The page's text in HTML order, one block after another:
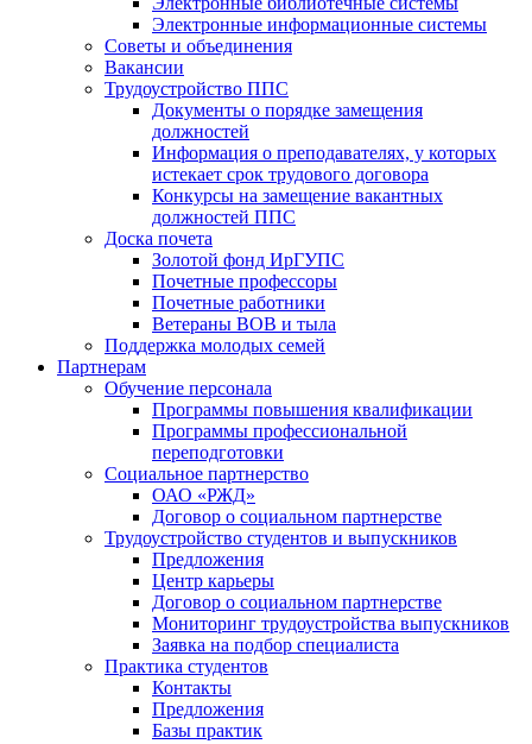
Электронные информационные системы
Советы и объединения
Вакансии
Трудоустройство ППС
Документы о порядке замещения
должностей
Информация о преподавателях, у которых
истекает срок трудового договора
Конкурсы на замещение вакантных
должностей ППС
Доска почета
Золотой фонд ИрГУПС
Почетные профессоры
Почетные работники
Ветераны ВОВ и тыла
Поддержка молодых семей
Партнерам
Обучение персонала
Программы повышения квалификации
Программы профессиональной
переподготовки
Социальное партнерство
ОАО «РЖД»
Договор о социальном партнерстве
Трудоустройство студентов и выпускников
Предложения
Центр карьеры
Договор о социальном партнерстве
Мониторинг трудоустройства выпускников
Заявка на подбор специалиста
Практика студентов
Контакты
Предложения
Базы практик